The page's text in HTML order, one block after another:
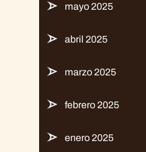
mayo 2025
abril 2025
marzo 2025
febrero 2025
enero 2025